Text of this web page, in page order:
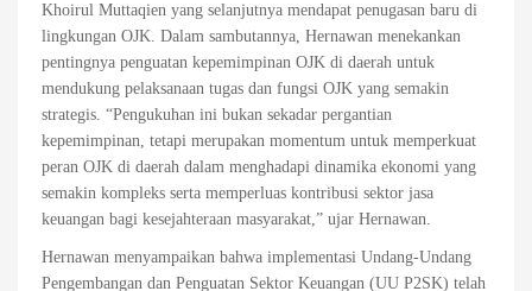
Khoirul Muttaqien yang selanjutnya mendapat penugasan baru di
lingkungan OJK. Dalam sambutannya, Hernawan menekankan
pentingnya penguatan kepemimpinan OJK di daerah untuk
mendukung pelaksanaan tugas dan fungsi OJK yang semakin
strategis. “Pengukuhan ini bukan sekadar pergantian
kepemimpinan, tetapi merupakan momentum untuk memperkuat
peran OJK di daerah dalam menghadapi dinamika ekonomi yang
semakin kompleks serta memperluas kontribusi sektor jasa
keuangan bagi kesejahteraan masyarakat,” ujar Hernawan.
Hernawan menyampaikan bahwa implementasi Undang-Undang
Pengembangan dan Penguatan Sektor Keuangan (UU P2SK) telah